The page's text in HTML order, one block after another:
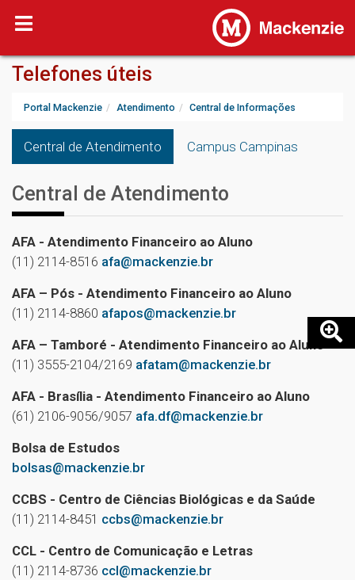
Telefones úteis
Portal Mackenzie Atendimento Central de Informações
Central de Atendimento Campus Campinas
Central de Atendimento
AFA - Atendimento Financeiro ao Aluno
(11) 2114-8516 afa@mackenzie.br
AFA – Pós - Atendimento Financeiro ao Aluno
(11) 2114-8860 afapos@mackenzie.br
AFA – Tamboré - Atendimento Financeiro ao Aluno
(11) 3555-2104/2169 afatam@mackenzie.br
AFA - Brasília - Atendimento Financeiro ao Aluno
(61) 2106-9056/9057 afa.df@mackenzie.br
Bolsa de Estudos
bolsas@mackenzie.br
CCBS - Centro de Ciências Biológicas e da Saúde
(11) 2114-8451 ccbs@mackenzie.br
CCL - Centro de Comunicação e Letras
(11) 2114-8736 ccl@mackenzie.br